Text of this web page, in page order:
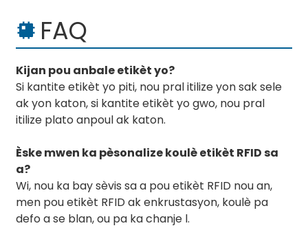
FAQ
Kijan pou anbale etikèt yo?
Si kantite etikèt yo piti, nou pral itilize yon sak sele
ak yon katon, si kantite etikèt yo gwo, nou pral
itilize plato anpoul ak katon.
Èske mwen ka pèsonalize koulè etikèt RFID sa
a?
Wi, nou ka bay sèvis sa a pou etikèt RFID nou an,
men pou etikèt RFID ak enkrustasyon, koulè pa
defo a se blan, ou pa ka chanje l.